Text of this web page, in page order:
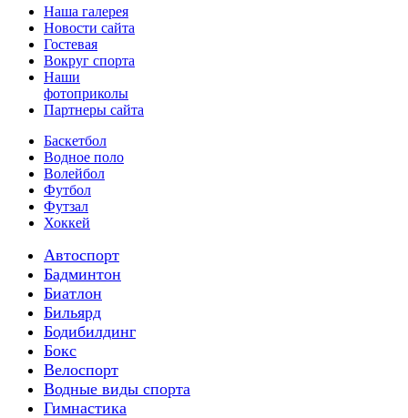
Наша галерея
Новости сайта
Гостевая
Вокруг спорта
Наши
фотоприколы
Партнеры сайта
Баскетбол
Водное поло
Волейбол
Футбол
Футзал
Хоккей
Автоспорт
Бадминтон
Биатлон
Бильярд
Бодибилдинг
Бокс
Велоспорт
Водные виды спорта
Гимнастика